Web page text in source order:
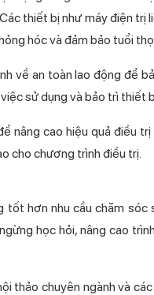
thiết bị như máy điện trị
hóc và đảm bảo tuổi thọ
về an toàn lao động để
sử dụng và bảo trì thiết
nâng cao hiệu quả điều
cho chương trình điều trị.
hơn nhu cầu chăm sóc
học hỏi, nâng cao
thảo chuyên ngành và